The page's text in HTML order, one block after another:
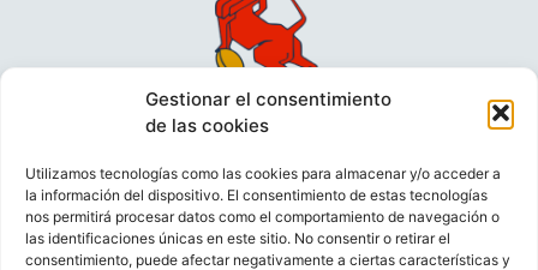
Gestionar el consentimiento
de las cookies
Utilizamos tecnologías como las cookies para almacenar y/o acceder a
la información del dispositivo. El consentimiento de estas tecnologías
nos permitirá procesar datos como el comportamiento de navegación o
las identificaciones únicas en este sitio. No consentir o retirar el
consentimiento, puede afectar negativamente a ciertas características y